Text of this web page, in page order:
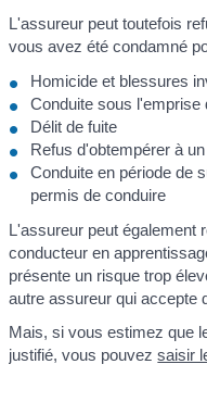
L'assureur peut toutefois
vous avez été condamné
Homicide et blessures
Conduite sous l'emprise
Délit de fuite
Refus d'obtempérer à
Conduite en période de
permis de conduire
L'assureur peut également
conducteur en
présente un risque trop
autre assureur qui accepte
Mais, si vous estimez que
justifié, vous pouvezsaisir